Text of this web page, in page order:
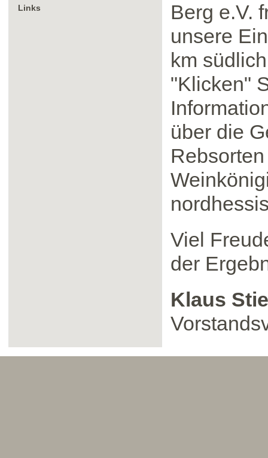
Links
Berg e.V.
unsere
km
"Klicken"
über die
Viel
der
Klaus